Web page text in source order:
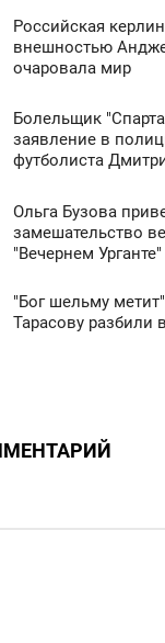
Российская
внешностью
очаровала мир
Болельщик
заявление в
футболиста
Ольга Бузова
замешательство
"Вечернем Урганте"
"Бог шельму
Тарасову разбили